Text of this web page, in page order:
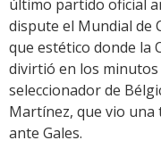
último partido oficial
dispute el Mundial de
que estético donde la
divirtió en los
seleccionador de
Martínez, que vio
ante Gales.